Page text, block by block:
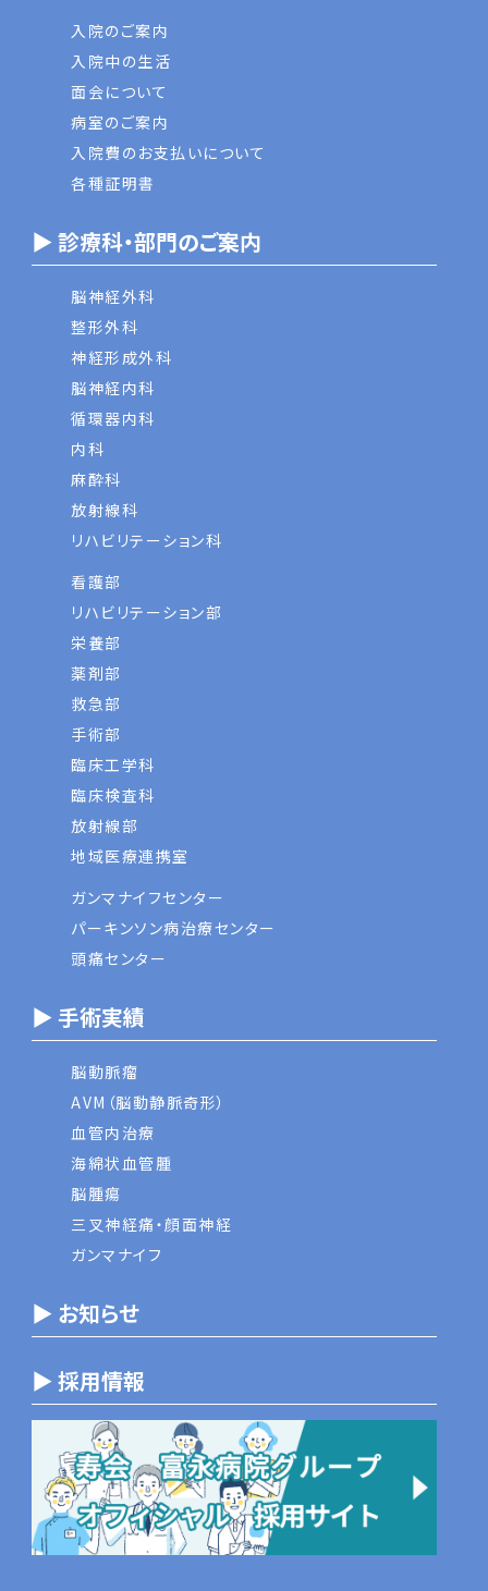
入院のご案内
入院中の生活
面会について
病室のご案内
入院費のお支払いについて
各種証明書
▶ 診療科・部門のご案内
脳神経外科
整形外科
神経形成外科
脳神経内科
循環器内科
内科
麻酔科
放射線科
リハビリテーション科
看護部
リハビリテーション部
栄養部
薬剤部
救急部
手術部
臨床工学科
臨床検査科
放射線部
地域医療連携室
ガンマナイフセンター
パーキンソン病治療センター
頭痛センター
▶ 手術実績
脳動脈瘤
AVM（脳動静脈奇形）
血管内治療
海綿状血管腫
脳腫瘍
三叉神経痛・顔面神経
ガンマナイフ
▶ お知らせ
▶ 採用情報